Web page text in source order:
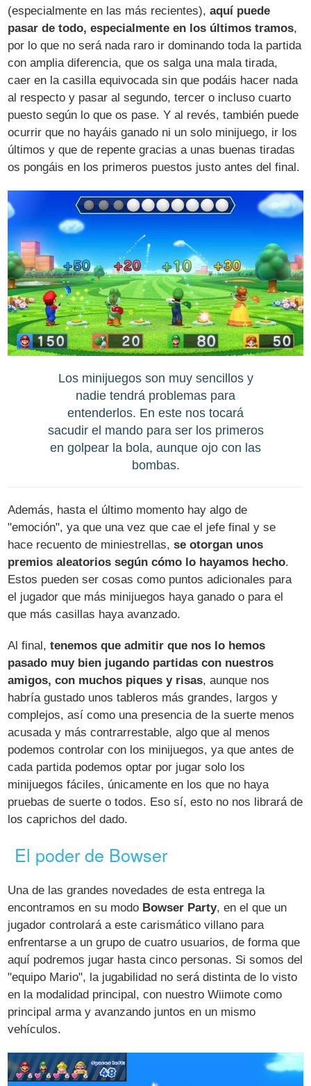
(especialmente en las más recientes),aquí puede
pasar de todo, especialmente en los últimos tramos,
por lo que no será nada raro ir dominando toda la partida
con amplia diferencia, que os salga una mala tirada,
caer en la casilla equivocada sin que podáis hacer nada
al respecto y pasar al segundo, tercer o incluso cuarto
puesto según lo que os pase. Y al revés, también puede
ocurrir que no hayáis ganado ni un solo minijuego, ir los
últimos y que de repente gracias a unas buenas tiradas
os pongáis en los primeros puestos justo antes del final.
Los minijuegos son muy sencillos y
nadie tendrá problemas para
entenderlos. En este nos tocará
sacudir el mando para ser los primeros
en golpear la bola, aunque ojo con las
bombas.
Además, hasta el último momento hay algo de
"emoción", ya que una vez que cae el jefe final y se
hace recuento de miniestrellas,se otorgan unos
premios aleatorios según cómo lo hayamos hecho.
Estos pueden ser cosas como puntos adicionales para
el jugador que más minijuegos haya ganado o para el
que más casillas haya avanzado.
Al final,tenemos que admitir que nos lo hemos
pasado muy bien jugando partidas con nuestros
amigos, con muchos piques y risas, aunque nos
habría gustado unos tableros más grandes, largos y
complejos, así como una presencia de la suerte menos
acusada y más contrarrestable, algo que al menos
podemos controlar con los minijuegos, ya que antes de
cada partida podemos optar por jugar solo los
minijuegos fáciles, únicamente en los que no haya
pruebas de suerte o todos. Eso sí, esto no nos librará de
los caprichos del dado.
El poder de Bowser
Una de las grandes novedades de esta entrega la
encontramos en su modo Bowser Party, en el que un
jugador controlará a este carismático villano para
enfrentarse a un grupo de cuatro usuarios, de forma que
aquí podremos jugar hasta cinco personas. Si somos del
"equipo Mario", la jugabilidad no será distinta de lo visto
en la modalidad principal, con nuestro Wiimote como
principal arma y avanzando juntos en un mismo
vehículos.